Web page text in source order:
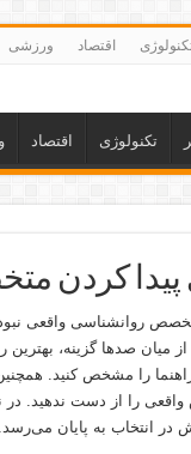
اقتصاد ورزشی
تکنولوژی اقتصاد
پیدا کردن
روانشناسی واقعی
میان صدها گزینه، بهترین
راهنما را مشخص کنید.
را از دست ندهید. در
در انتخاب به پایان